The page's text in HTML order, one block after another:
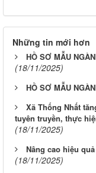
Những tin mới hơn
HỒ SƠ MẪU
(18/11/2025)
HỒ SƠ MẪU
Xã Thống Nhất
tuyên truyền, thực
(18/11/2025)
Nâng cao hiệu
(18/11/2025)